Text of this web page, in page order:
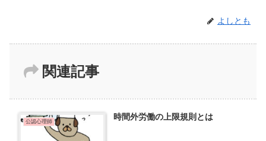
よしとも
関連記事
公認心理師 時間外労働の上限規則とは